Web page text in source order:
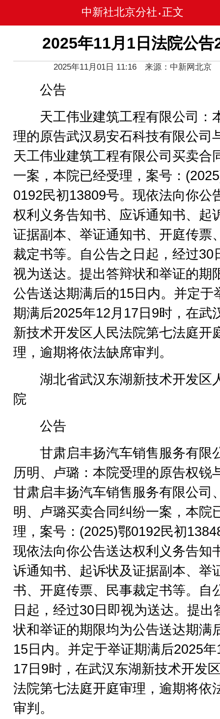
中新社北京分社 • 正文
2025年11月1日法院公告
2025年11月01日 11:16 来源：中新网北京
公告
天工伟业建筑工程有限公司：
理的原告武汉易安石科技有限公司
天工伟业建筑工程有限公司买卖合
一案，本院已经受理，案号：
0192民初13809号。现依法向你公
权利义务告知书、应诉通知书、起
证据副本、举证通知书、开庭传票
裁定书等。自公告之日起，经过30
视为送达。提出答辩状和举证的期
公告送达期满后的15日内。并定于
期满后2025年12月17日9时，在武
新技术开发区人民法院第七法庭开
理，逾期将依法缺席审判。
湖北省武汉东湖新技术开发区
院
公告
甘肃启丰扬汽车销售服务有限
历明、卢璐：本院受理的原告权锐
甘肃启丰扬汽车销售服务有限公司
明、卢璐买卖合同纠纷一案，本院
理，案号：(2025)鄂0192民初
现依法向你公告送达权利义务告知
诉通知书、起诉状及证据副本、举
书、开庭传票、民事裁定书等。自
日起，经过30日即视为送达。提出
状和举证的期限均为公告送达期满
15日内。并定于举证期满后2025年
17日9时，在武汉东湖新技术开发
法院第七法庭开庭审理，逾期将依
审判。